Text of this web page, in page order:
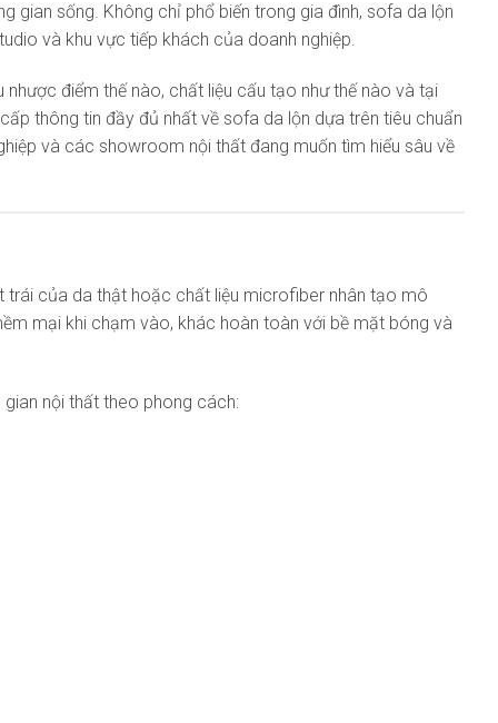
gian sống. Không chỉ phổ biến trong gia đình, sofa da lộn
và khu vực tiếp khách của doanh nghiệp.
điểm thế nào, chất liệu cấu tạo như thế nào và tại
thông tin đầy đủ nhất về sofa da lộn dựa trên tiêu chuẩn
và các showroom nội thất đang muốn tìm hiểu sâu về
của da thật hoặc chất liệu microfiber nhân tạo mô
mại khi chạm vào, khác hoàn toàn với bề mặt bóng và
nội thất theo phong cách: